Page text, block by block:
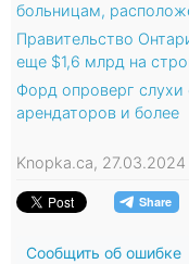
больницам,
Правительство
еще $1,6 млрд на
Форд опроверг слухи
арендаторов и более
Knopka.ca,
Сообщить об ошибке